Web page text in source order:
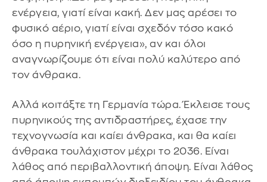
ενέργεια, γιατί είναι κακή. Δεν μας αρέσει το
φυσικό αέριο, γιατί είναι σχεδόν τόσο κακό
όσο η πυρηνική ενέργεια», αν και όλοι
αναγνωρίζουμε ότι είναι πολύ καλύτερο από
τον άνθρακα.
Αλλά κοιτάξτε τη Γερμανία τώρα. Έκλεισε τους
πυρηνικούς της αντιδραστήρες, έχασε την
τεχνογνωσία και καίει άνθρακα, και θα καίει
άνθρακα τουλάχιστον μέχρι το 2036. Είναι
λάθος από περιβαλλοντική άποψη. Είναι λάθος